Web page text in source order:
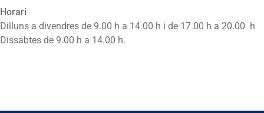
Horari
Dilluns a divendres de 9.00 h a 14.00 h i de 17.00 h a 20.00 h
Dissabtes de 9.00 h a 14.00 h.